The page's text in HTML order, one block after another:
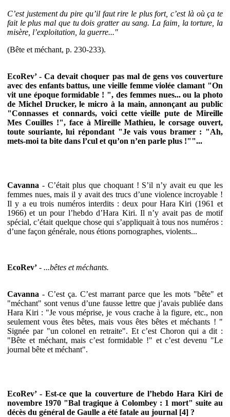
C’est justement du pire qu’il faut rire le plus fort, c’est là où ça te
fait le plus mal que tu dois gratter au sang. La faim, la torture, la
misère, l’exploitation, la guerre..."
(Bête et méchant, p. 230-233).
EcoRev’ - Ca devait choquer pas mal de gens vos couverture
avec des enfants battus, une vieille femme violée clamant "On
vit une époque formidable ! ", des femmes nues... ou la photo
de Michel Drucker, le micro à la main, annonçant au public
"Connasses et connards, voici cette vieille pute de Mireille
Mes Couilles !", face à Mireille Mathieu, le corsage ouvert,
toute souriante, lui répondant "Je vais vous bramer : "Ah,
mets-moi ta bite dans l’cul et qu’on n’en parle plus !""...
Cavanna - C’était plus que choquant ! S’il n’y avait eu que les
femmes nues, mais il y avait des trucs d’une violence incroyable !
Il y a eu trois numéros interdits : deux pour Hara Kiri (1961 et
1966) et un pour l’hebdo d’Hara Kiri. Il n’y avait pas de motif
spécial, c’était quelque chose qui s’appliquait à tous nos numéros :
d’une façon générale, nous étions pornographes, violents...
EcoRev’ - ...bêtes et méchants.
Cavanna - C’est ça. C’est marrant parce que les mots "bête" et
"méchant" sont venus d’une fausse lettre que j’avais publiée dans
Hara Kiri : "Je vous méprise, je vous crache à la figure, etc., non
seulement vous êtes bêtes, mais vous êtes bêtes et méchants ! "
Signée par "un colonel en retraite". Et c’est Choron qui a dit :
"Bête et méchant, mais c’est formidable !" et c’est devenu "Le
journal bête et méchant".
EcoRev’ - Est-ce que la couverture de l’hebdo Hara Kiri de
novembre 1970 "Bal tragique à Colombey : 1 mort" suite au
décès du général de Gaulle a été fatale au journal [4] ?